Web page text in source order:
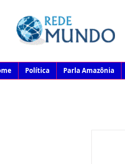
Política Parla Amazônia